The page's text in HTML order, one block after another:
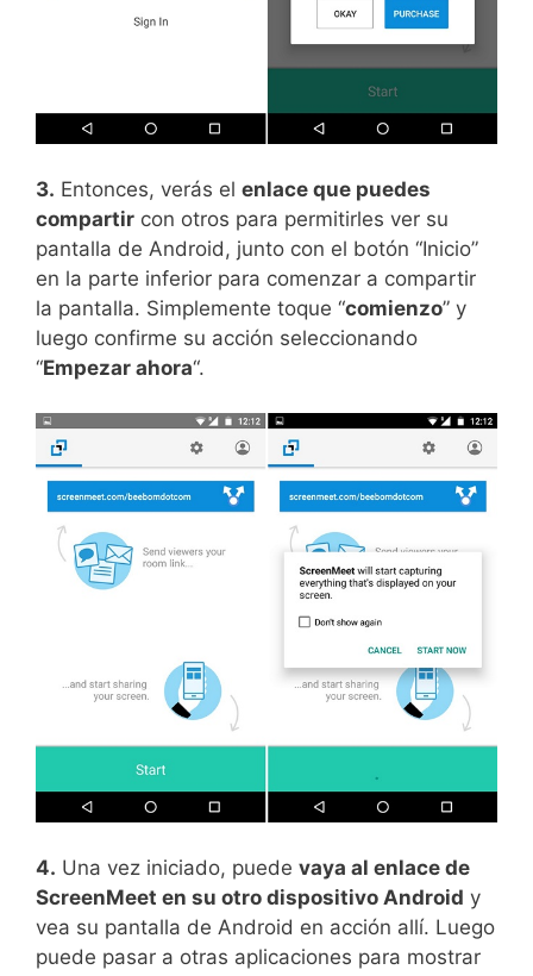
3. Entonces, verás el enlace que puedes
compartir con otros para permitirles ver su
pantalla de Android, junto con el botón “Inicio”
en la parte inferior para comenzar a compartir
la pantalla. Simplemente toque “comienzo” y
luego confirme su acción seleccionando
“Empezar ahora“.
4. Una vez iniciado, puede vaya al enlace de
ScreenMeet en su otro dispositivo Android y
vea su pantalla de Android en acción allí. Luego
puede pasar a otras aplicaciones para mostrar